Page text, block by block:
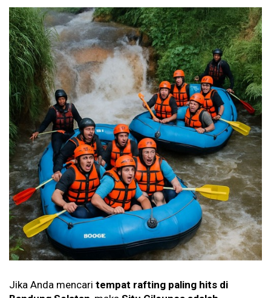
Jika Anda mencari tempat rafting paling hits di